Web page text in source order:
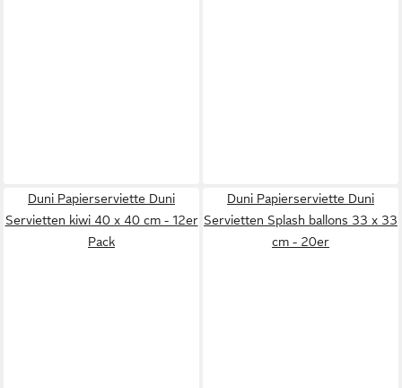
Duni Papierserviette Duni
Servietten kiwi 40 x 40 cm - 12er
Pack
Duni Papierserviette Duni
Servietten Splash ballons 33 x 33
cm - 20er